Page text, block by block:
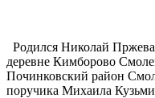
Родился Николай
деревне Кимборово
Починковский район
поручика Михаила